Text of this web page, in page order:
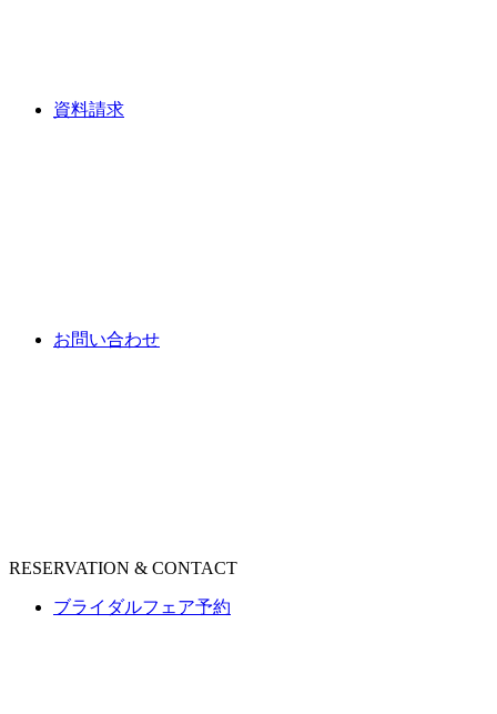
資料請求
お問い合わせ
RESERVATION & CONTACT
ブライダルフェア予約